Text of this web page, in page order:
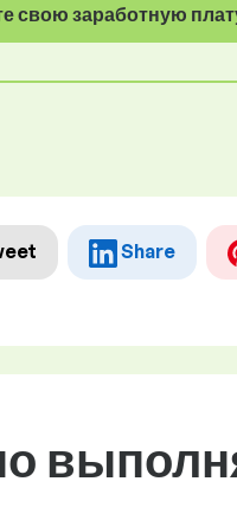
свою заработную
Share